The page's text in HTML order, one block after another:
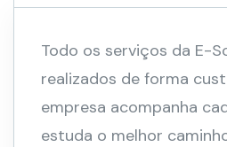
Todo os serviços da E-
realizados de forma
empresa acompanha
estuda o melhor